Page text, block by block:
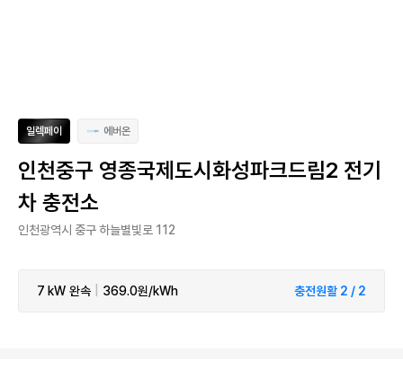
일렉페이 에버온
인천중구 영종국제도시화성파크드림2 전기
차 충전소
인천광역시 중구 하늘별빛로 112
7 kW 완속 369.0원/kWh 충전원활 2 / 2